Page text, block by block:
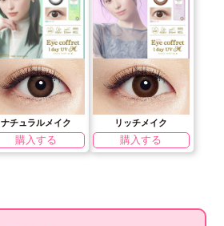
ナチュラルメイク
購入する
リッチメイク
購入する